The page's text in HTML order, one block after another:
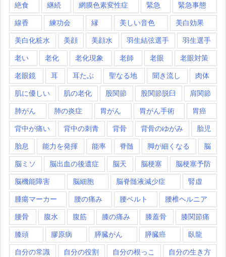
絶食 継続 網膜色素変性症 緊急 緊急事態
線香 練功会 縁 美しい音色 美白効果
美白化粧水 美顔 美顔水 羽生結弦選手 羽生選手
老い 老化 老化現象 老師 老眼 老眼対策
老眼鏡 耳 耳たぶ 聖なる地 聞き流し 肉体
肌に優しい 肌の老化 股関節 股関節脱臼 肩関節
肺がん 肺の炎症 胃がん 胃がん手術 胃癌
背中が痛い 背中の刺青 背骨 背骨のゆがみ 胎児
胎息 能力を発揮 能率 脊髄 脚が細くなる 脳
脳ミソ 脳出血の後遺症 脳天 脳梗塞 脳梗塞予防
脳機能障害 脳細胞 脳脊髄液減少症 腎虚
腫瘍マーカー 腰の痛み 腰ベルト 腰椎ヘルニア
腰骨 腹水 腹筋 膝の痛み 膝蓋骨 膝関節痛
膝頭 膠原病 膵臓がん 膵臓癌 臥龍
自分の常識 自分の役割 自分の根っこ 自分の生き方